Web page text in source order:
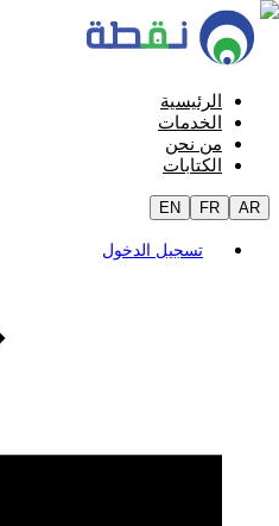
الرئيسية
الخدمات
من نحن
الكتابات
EN FR AR
تسجيل الدخول